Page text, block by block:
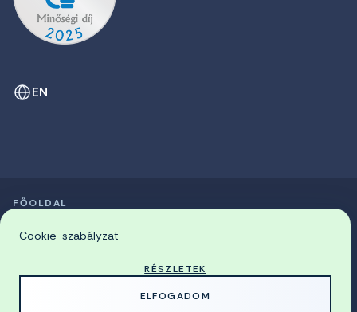
EN
© 2026 Miskolci Egyetem
FŐOLDAL
Cookie-szabályzat
RÉSZLETEK
ELFOGADOM